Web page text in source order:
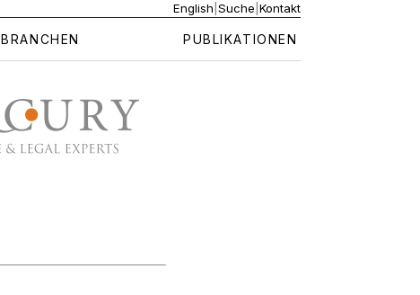
English Suche Kontakt
BRANCHEN PUBLIKATIONEN